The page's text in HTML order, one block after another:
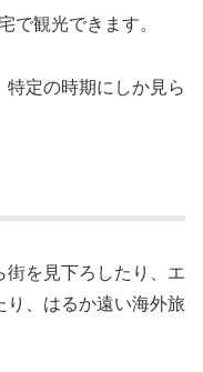
観光できます。
定の時期にしか見ら
を見下ろしたり、エ
、はるか遠い海外旅